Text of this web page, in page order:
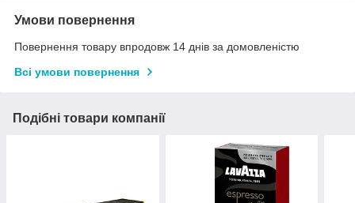
Умови повернення
Повернення товару впродовж 14 днів за домовленістю
Всі умови повернення
Подібні товари компанії